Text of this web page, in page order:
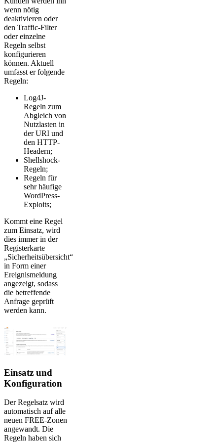
wenn nötig
deaktivieren oder
den Traffic-Filter
oder einzelne
Regeln selbst
konfigurieren
können. Aktuell
umfasst er folgende
Regeln:
Log4J-
Regeln zum
Abgleich von
Nutzlasten in
der URI und
den HTTP-
Headern;
Shellshock-
Regeln;
Regeln für
sehr häufige
WordPress-
Exploits;
Kommt eine Regel
zum Einsatz, wird
dies immer in der
Registerkarte
„Sicherheitsübersicht“
in Form einer
Ereignismeldung
angezeigt, sodass
die betreffende
Anfrage geprüft
werden kann.
Einsatz und
Konfiguration
Der Regelsatz wird
automatisch auf alle
neuen FREE-Zonen
angewandt. Die
Regeln haben sich